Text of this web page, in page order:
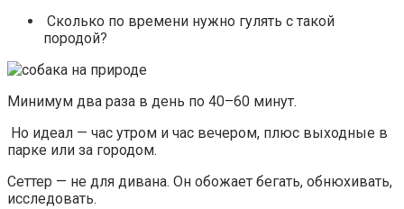
Сколько по времени нужно гулять с такой
породой?
Минимум два раза в день по 40–60 минут.
Но идеал — час утром и час вечером, плюс выходные в
парке или за городом.
Сеттер — не для дивана. Он обожает бегать, обнюхивать,
исследовать.